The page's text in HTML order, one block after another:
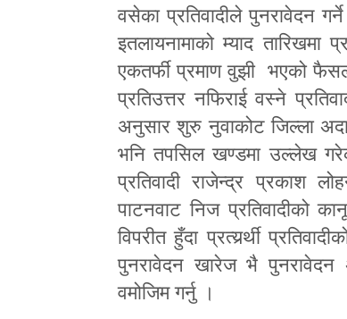
वसेका प्रतिवादीले पुनरावेदन
इतलायनामाको म्याद तारिखमा
एकतर्फी प्रमाण वुझी भएको
प्रतिउत्तर नफिराई वस्ने
अनुसार शुरु नुवाकोट जिल्ला
भनि तपसिल खण्डमा उल्लेख
प्रतिवादी राजेन्द्र प्रकाश
पाटनवाट निज प्रतिवादीको
विपरीत हुँदा प्रत्यर्र्थी
पुनरावेदन खारेज भै
वमोजिम गर्नु ।